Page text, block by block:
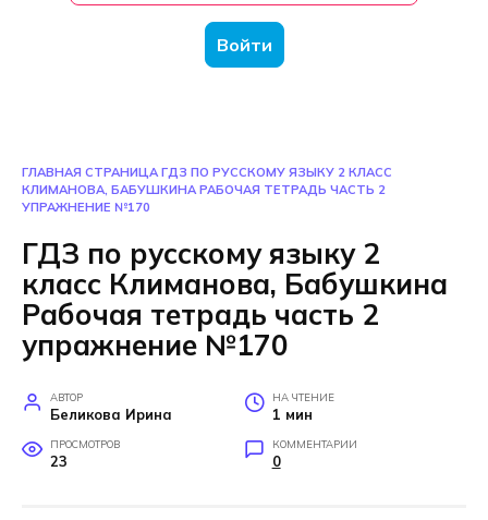
Войти
ГЛАВНАЯ СТРАНИЦА ГДЗ ПО РУССКОМУ ЯЗЫКУ 2 КЛАСС
КЛИМАНОВА, БАБУШКИНА РАБОЧАЯ ТЕТРАДЬ ЧАСТЬ 2
УПРАЖНЕНИЕ №170
ГДЗ по русскому языку 2
класс Климанова, Бабушкина
Рабочая тетрадь часть 2
упражнение №170
АВТОР
Беликова Ирина
НА ЧТЕНИЕ
1 мин
ПРОСМОТРОВ
23
КОММЕНТАРИИ
0